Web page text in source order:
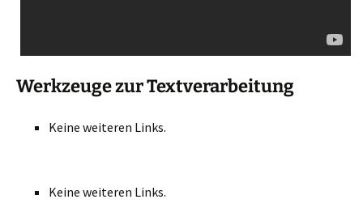
Werkzeuge zur Textverarbeitung
Keine weiteren Links.
Keine weiteren Links.